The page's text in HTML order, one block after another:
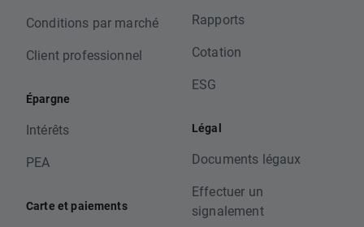
Conditions par marché
Client professionnel
Épargne
Intérêts
PEA
Carte et paiements
Rapports
Cotation
ESG
Légal
Documents légaux
Effectuer un
signalement